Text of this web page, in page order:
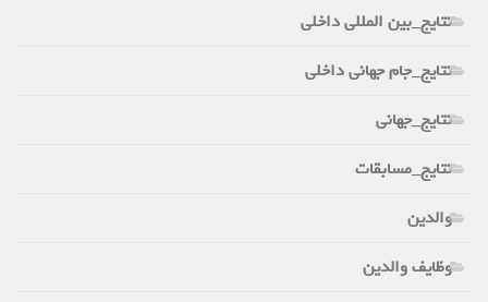
نتایج_بین المللی داخلی
نتایج_جام جهانی داخلی
نتایج_جهانی
نتایج_مسابقات
والدین
وظایف والدین